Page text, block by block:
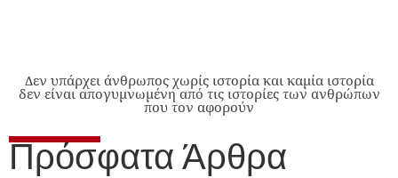
Δεν υπάρχει άνθρωπος χωρίς ιστορία και καμία ιστορία
δεν είναι απογυμνωμένη από τις ιστορίες των ανθρώπων
που τον αφορούν
Πρόσφατα Άρθρα